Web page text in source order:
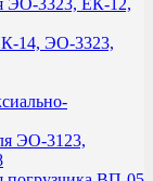
ЭО-3323, ЕК-12,
14, ЭО-3323,
ЭО-3123,